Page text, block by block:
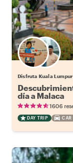
Disfruta Kuala
día a Malaca
1606
DAY TRIP CAR